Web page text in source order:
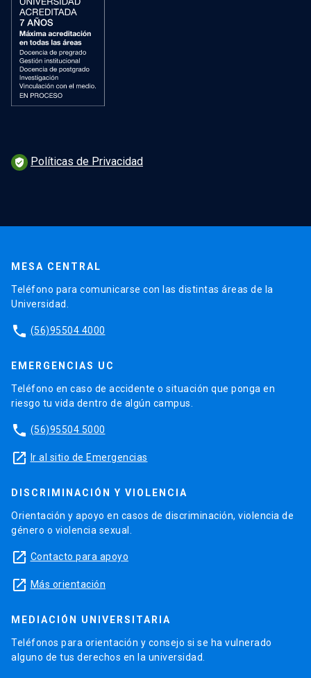
verified_user Políticas de Privacidad
MESA CENTRAL
Teléfono para comunicarse con las distintas áreas de la
Universidad.
phone (56)95504 4000
EMERGENCIAS UC
Teléfono en caso de accidente o situación que ponga en
riesgo tu vida dentro de algún campus.
phone (56)95504 5000
launch Ir al sitio de Emergencias
DISCRIMINACIÓN Y VIOLENCIA
Orientación y apoyo en casos de discriminación, violencia de
género o violencia sexual.
launch Contacto para apoyo
launch Más orientación
MEDIACIÓN UNIVERSITARIA
Teléfonos para orientación y consejo si se ha vulnerado
alguno de tus derechos en la universidad.